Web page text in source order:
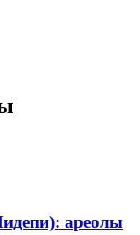
ареолы